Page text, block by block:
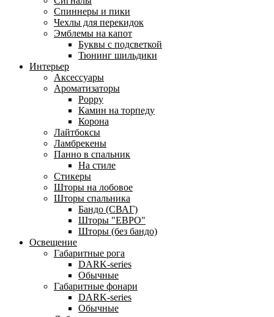
Спиннеры и пики
Чехлы для перекидок
Эмблемы на капот
Буквы с подсветкой
Тюнинг шильдики
Интерьер
Аксессуары
Ароматизаторы
Poppy
Камин на торпеду
Корона
Лайтбоксы
Ламбрекены
Панно в спальник
На стиле
Стикеры
Шторы на лобовое
Шторы спальника
Бандо (СВАГ)
Шторы "ЕВРО"
Шторы (без бандо)
Освещение
Габаритные рога
DARK-series
Обычные
Габаритные фонари
DARK-series
Обычные